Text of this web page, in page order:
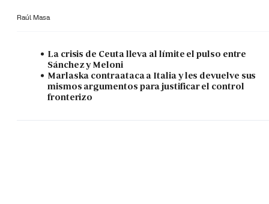
Raúl Masa
La crisis de Ceuta lleva al límite el pulso entre
Sánchez y Meloni
Marlaska contraataca a Italia y les devuelve sus
mismos argumentos para justificar el control
fronterizo